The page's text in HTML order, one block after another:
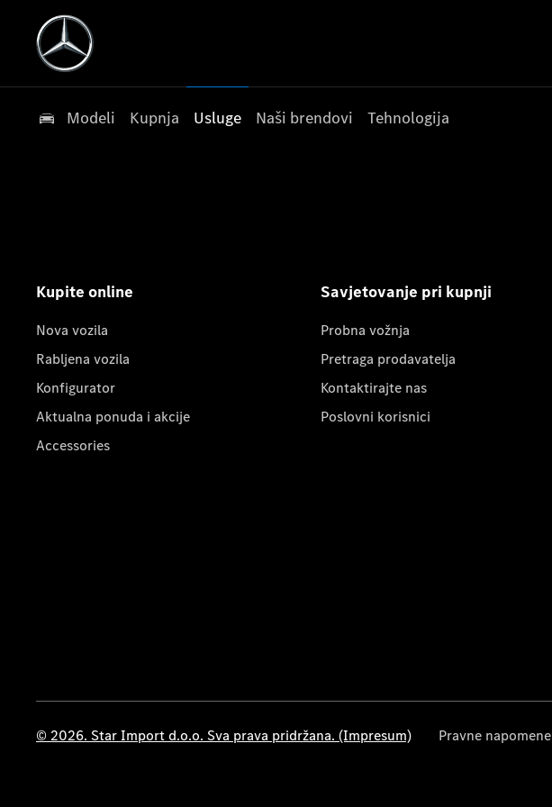
Modeli Kupnja Usluge Naši brendovi Tehnologija
Kupite online
Nova vozila
Rabljena vozila
Konfigurator
Aktualna ponuda i akcije
Accessories
Savjetovanje pri kupnji
Probna vožnja
Pretraga prodavatelja
Kontaktirajte nas
Poslovni korisnici
© 2026. Star Import d.o.o. Sva prava pridržana. (Impresum) Pravne napomene